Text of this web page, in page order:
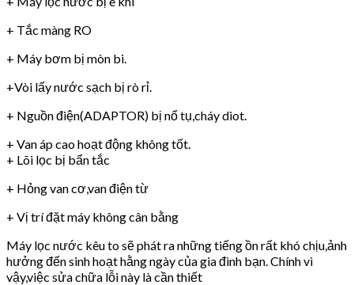
+ Tắc màng RO
+ Máy bơm bị mòn bi.
+Vòi lấy nước sạch bị rò rỉ.
+ Nguồn điện(ADAPTOR) bị nổ tụ,cháy diot.
+ Van áp cao hoạt động không tốt.
+ Lõi lọc bị bẩn tắc
+ Hỏng van cơ,van điện từ
+ Vị trí đặt máy không cân bằng
Máy lọc nước kêu to sẽ phát ra những tiếng ồn rất khó chịu,ảnh
hưởng đến sinh hoạt hằng ngày của gia đình bạn. Chính vì
vậy,việc sửa chữa lỗi này là cần thiết